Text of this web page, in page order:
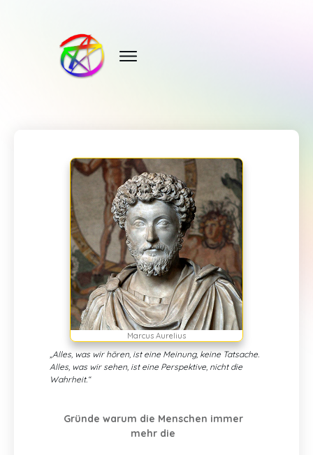
Marcus Aurelius
„Alles, was wir hören, ist eine Meinung, keine Tatsache.
Alles, was wir sehen, ist eine Perspektive, nicht die
Wahrheit.“
Gründe warum die Menschen immer
mehr die